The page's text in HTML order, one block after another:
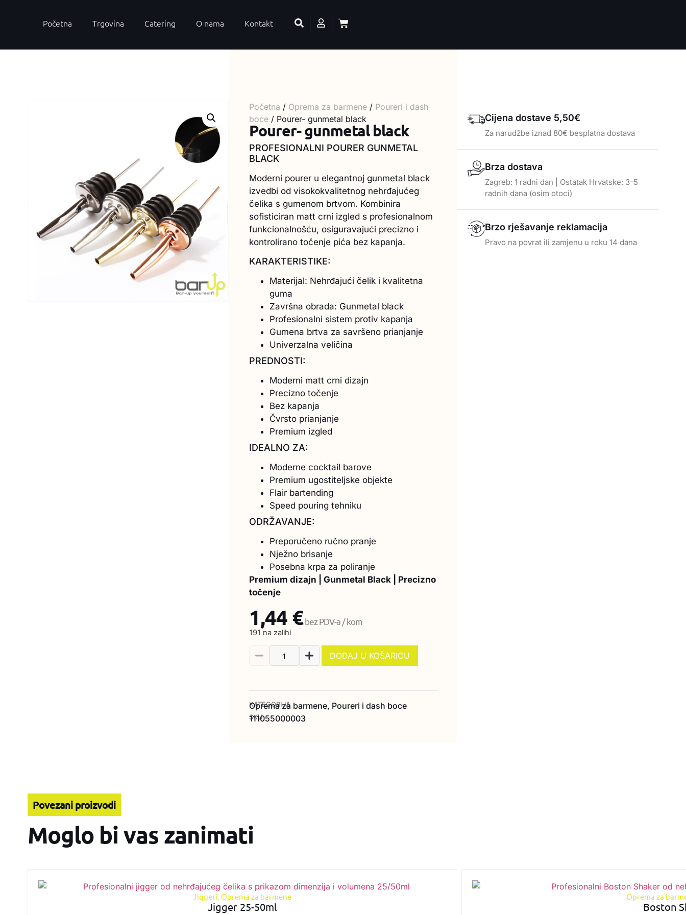
Početna Trgovina Catering O nama Kontakt
Početna / Oprema za barmene/ Poureri i dash
boce/ Pourer- gunmetal black
Pourer- gunmetal black
PROFESIONALNI POURER GUNMETAL
BLACK
Moderni pourer u elegantnoj gunmetal black
izvedbi od visokokvalitetnog nehrđajućeg
čelika s gumenom brtvom. Kombinira
sofisticiran matt crni izgled s profesionalnom
funkcionalnošću, osiguravajući precizno i
kontrolirano točenje pića bez kapanja.
KARAKTERISTIKE:
Materijal: Nehrđajući čelik i kvalitetna
guma
Završna obrada: Gunmetal black
Profesionalni sistem protiv kapanja
Gumena brtva za savršeno prianjanje
Univerzalna veličina
PREDNOSTI:
Moderni matt crni dizajn
Precizno točenje
Bez kapanja
Čvrsto prianjanje
Premium izgled
IDEALNO ZA:
Moderne cocktail barove
Premium ugostiteljske objekte
Flair bartending
Speed pouring tehniku
ODRŽAVANJE:
Preporučeno ručno pranje
Nježno brisanje
Posebna krpa za poliranje
Premium dizajn | Gunmetal Black | Precizno
točenje
1,44€bez PDV-a / kom
191 na zalihi
DODAJ U KOŠARICU
KATEGORIJA
Oprema za barmene, Poureri i dash boce
SKU
111055000003
Cijena dostave 5,50€
Za narudžbe iznad 80€ besplatna dostava
Brza dostava
Zagreb: 1 radni dan | Ostatak Hrvatske: 3-5
radnih dana (osim otoci)
Brzo rješavanje reklamacija
Pravo na povrat ili zamjenu u roku 14 dana
Povezani proizvodi
Moglo bi vas zanimati
Jiggeri,Oprema za barmene
Jigger 25-50ml
Oprema za
Boston